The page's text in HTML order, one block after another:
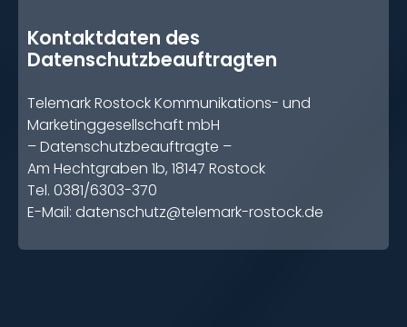
Kontaktdaten des
Datenschutzbeauftragten
Telemark Rostock Kommunikations- und
Marketinggesellschaft mbH
– Datenschutzbeauftragte –
Am Hechtgraben 1b, 18147 Rostock
Tel. 0381/6303-370
E-Mail: datenschutz@telemark-rostock.de